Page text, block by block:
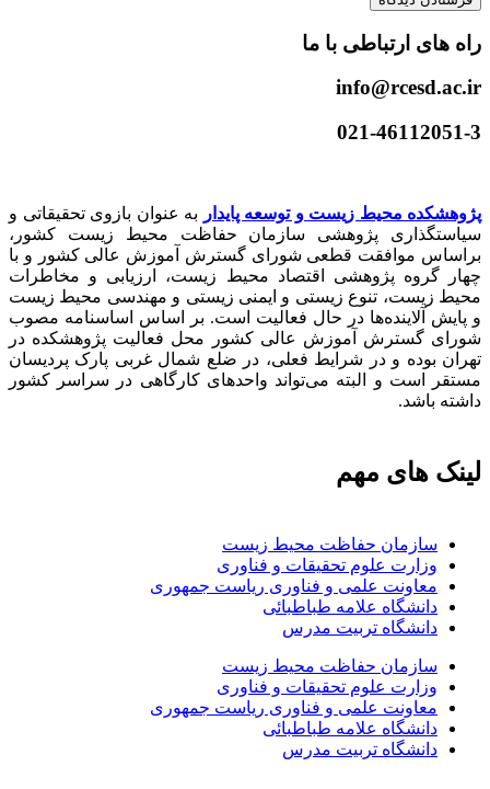
راه های ارتباطی با ما
info@rcesd.ac.ir​
021-46112051-3
پژوهشکده محیط زیست و توسعه پایدار
به عنوان بازوی تحقیقاتی و
سیاستگذاری پژوهشی سازمان حفاظت محیط زیست کشور،
براساس موافقت قطعی شورای گسترش آموزش عالی کشور و با
چهار گروه پژوهشی اقتصاد محیط زیست، ارزیابی و مخاطرات
محیط زیست، تنوع زیستی و ایمنی زیستی و مهندسی محیط زیست
و پایش آلاینده‌ها در حال فعالیت است. بر اساس اساسنامه مصوب
شورای گسترش آموزش عالی کشور محل فعالیت پژوهشکده در
تهران بوده و در شرایط فعلی، در ضلع شمال غربی پارک پردیسان
مستقر است و البته می‌تواند واحدهای کارگاهی در سراسر کشور
داشته باشد.
لینک های مهم
سازمان حفاظت محیط زیست
وزارت علوم تحقیقات و فناوری
معاونت علمی و فناوری ریاست جمهوری
دانشگاه علامه طباطبائی
دانشگاه تربیت مدرس
سازمان حفاظت محیط زیست
وزارت علوم تحقیقات و فناوری
معاونت علمی و فناوری ریاست جمهوری
دانشگاه علامه طباطبائی
دانشگاه تربیت مدرس